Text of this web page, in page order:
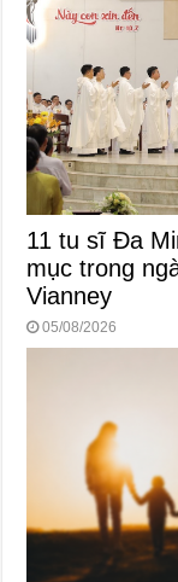
11 tu sĩ Đa
mục trong
Vianney
05/08/2026